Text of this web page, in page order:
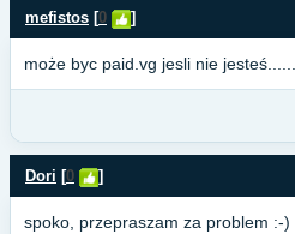
mefistos [0 ]
może byc paid.vg jesli nie jesteś.......
Dori [0 ]
spoko, przepraszam za problem :-)